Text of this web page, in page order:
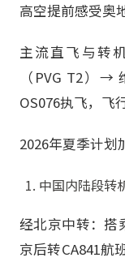
高空提前感受奥
主流直飞与转
（PVG T2）→
OS076执飞，飞
2026年夏季计划
中国内陆段转
经北京中转：搭
京后转CA841航